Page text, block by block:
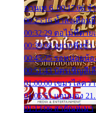
ลานเท 6. 00:17:06
00:25:16 น้ำลงเดือน
00:32:29 ตอไม้ที่ตาย
00:39:08 อยากฟังซ้ำ
00:45:25 รอหน่อยน้อ
00:51:43 บัตรเชิญสีเ
01:00:00 เขมรไล่คว
01:05:51 แอบมอง
01:13:06 สายัณห์เมา